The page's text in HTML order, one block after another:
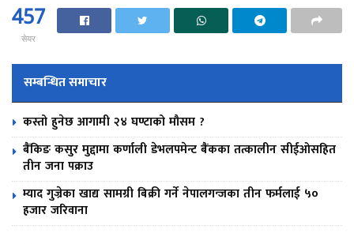
457
सेयर
सम्बन्धित समाचार
कस्तो हुनेछ आगामी २४ घण्टाको मौसम ?
बैंकिङ कसुर मुद्दामा कर्णाली डेभलपमेन्ट बैंकका तत्कालीन सीईओसहित
तीन जना पक्राउ
म्याद गुज्रेका खाद्य सामग्री बिक्री गर्ने नेपालगन्जका तीन फर्मलाई ५०
हजार जरिवाना